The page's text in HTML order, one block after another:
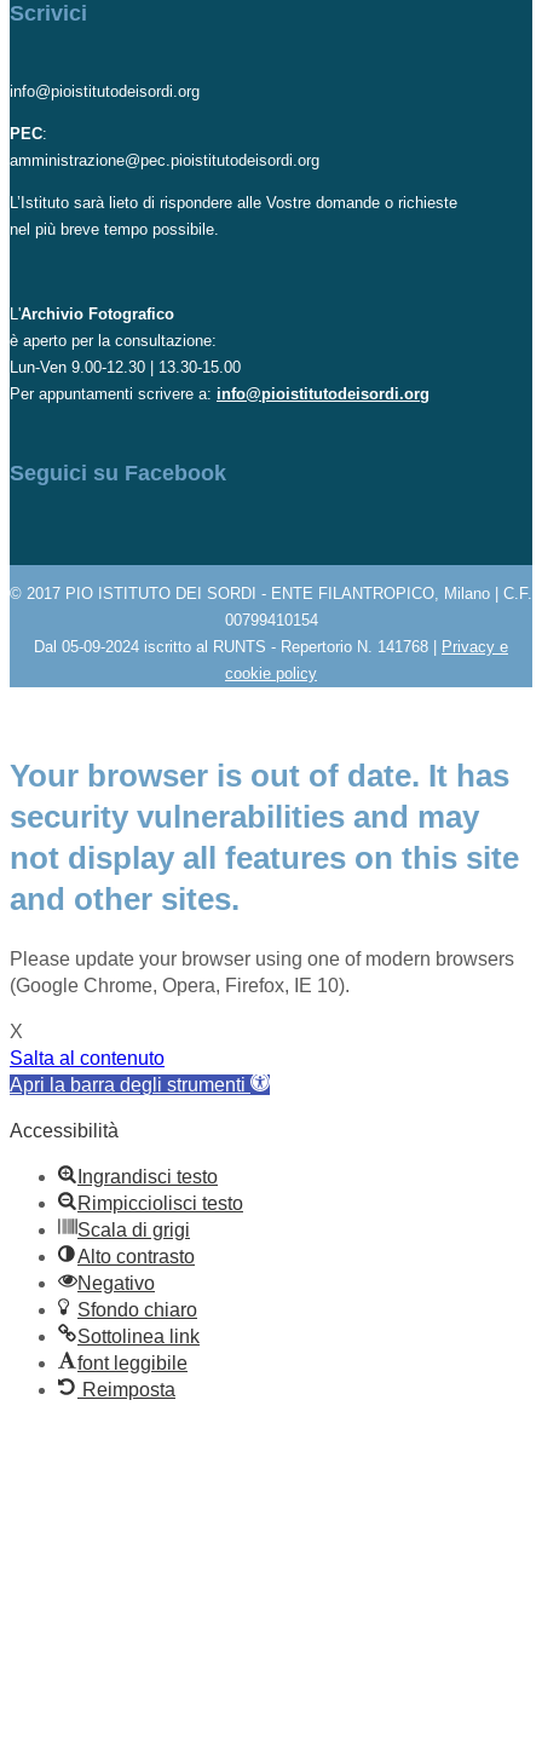
Scrivici
info@pioistitutodeisordi.org
PEC:
amministrazione@pec.pioistitutodeisordi.org
L’Istituto sarà lieto di rispondere alle Vostre domande o richieste
nel più breve tempo possibile.
L'Archivio Fotografico
è aperto per la consultazione:
Lun-Ven 9.00-12.30 | 13.30-15.00
Per appuntamenti scrivere a: info@pioistitutodeisordi.org
Seguici su Facebook
© 2017 PIO ISTITUTO DEI SORDI - ENTE FILANTROPICO, Milano | C.F.
00799410154
Dal 05-09-2024 iscritto al RUNTS - Repertorio N. 141768 | Privacy e
cookie policy
Your browser is out of date. It has
security vulnerabilities and may
not display all features on this site
and other sites.
Please update your browser using one of modern browsers
(Google Chrome, Opera, Firefox, IE 10).
X
Salta al contenuto
Apri la barra degli strumenti
Accessibilità
Ingrandisci testo
Rimpicciolisci testo
Scala di grigi
Alto contrasto
Negativo
Sfondo chiaro
Sottolinea link
font leggibile
Reimposta